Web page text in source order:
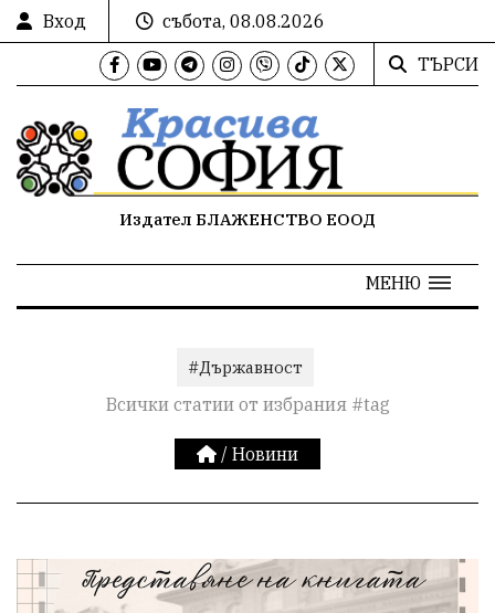
Вход
събота, 08.08.2026
ТЪРСИ
Издател БЛАЖЕНСТВО ЕООД
МЕНЮ
#Държавност
Всички статии от избрания #tag
/ Новини